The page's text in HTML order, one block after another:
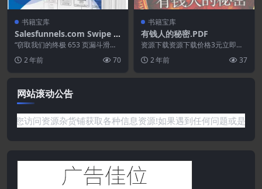
书籍宝库
Salesfunnels.com Swipe Fi
le.PDF
“窃取我们的终极 653 页漏斗滑动
工...2 年前 70
书籍宝库
有钱人的秘密.PDF
资源下载资源下载价格3元立即购
2 年前 37
网站滚动公告
问资源杂货铺获取各种信息资源!如果遇到任何问题或是网站没有